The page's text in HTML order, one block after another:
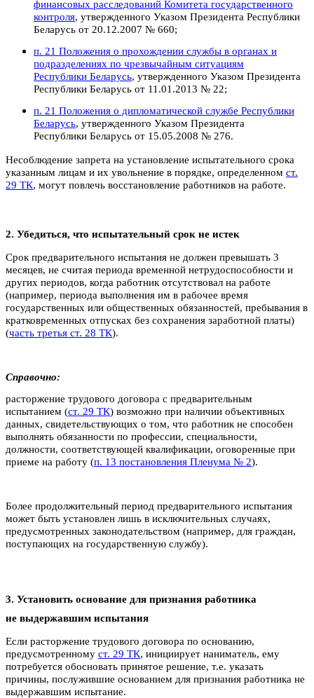
финансовых расследований Комитета государственного
контроля, утвержденного Указом Президента Республики
Беларусь от 20.12.2007 № 660;
п. 21 Положения о прохождении службы в органах и
подразделениях по чрезвычайным ситуациям
Республики Беларусь, утвержденного Указом Президента
Республики Беларусь от 11.01.2013 № 22;
п. 21 Положения о дипломатической службе Республики
Беларусь, утвержденного Указом Президента
Республики Беларусь от 15.05.2008 № 276.
Несоблюдение запрета на установление испытательного срока
указанным лицам и их увольнение в порядке, определенном ст.
29 ТК, могут повлечь восстановление работников на работе.
2. Убедиться, что испытательный срок не истек
Срок предварительного испытания не должен превышать 3
месяцев, не считая периода временной нетрудоспособности и
других периодов, когда работник отсутствовал на работе
(например, периода выполнения им в рабочее время
государственных или общественных обязанностей, пребывания в
кратковременных отпусках без сохранения заработной платы)
(часть третья ст. 28 ТК).
Справочно:
расторжение трудового договора с предварительным
испытанием (ст. 29 ТК) возможно при наличии объективных
данных, свидетельствующих о том, что работник не способен
выполнять обязанности по профессии, специальности,
должности, соответствующей квалификации, оговоренные при
приеме на работу (п. 13 постановления Пленума № 2).
Более продолжительный период предварительного испытания
может быть установлен лишь в исключительных случаях,
предусмотренных законодательством (например, для граждан,
поступающих на государственную службу).
3. Установить основание для признания работника
не выдержавшим испытания
Если расторжение трудового договора по основанию,
предусмотренному ст. 29 ТК, инициирует наниматель, ему
потребуется обосновать принятое решение, т.е. указать
причины, послужившие основанием для признания работника не
выдержавшим испытание.